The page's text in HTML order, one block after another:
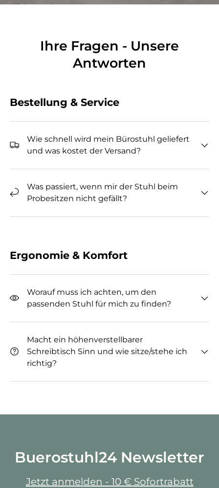
Ihre Fragen - Unsere
Antworten
Bestellung & Service
Wie schnell wird mein Bürostuhl geliefert
und was kostet der Versand?
Was passiert, wenn mir der Stuhl beim
Probesitzen nicht gefällt?
Ergonomie & Komfort
Worauf muss ich achten, um den
passenden Stuhl für mich zu finden?
Macht ein höhenverstellbarer
Schreibtisch Sinn und wie sitze/stehe ich
richtig?
Buerostuhl24 Newsletter
Jetzt anmelden - 10 € Sofortrabatt